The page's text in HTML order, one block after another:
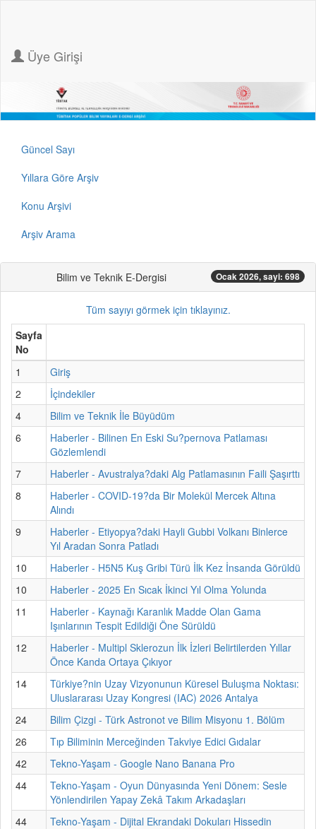
Üye Girişi
Güncel Sayı
Yıllara Göre Arşiv
Konu Arşivi
Arşiv Arama
Bilim ve Teknik E-Dergisi Ocak 2026, sayi: 698
Tüm sayıyı görmek için tıklayınız.
Sayfa
No
1
Giriş
2
İçindekiler
4
Bilim ve Teknik İle Büyüdüm
6
Haberler - Bilinen En Eski Su?pernova Patlaması
Gözlemlendi
7
Haberler - Avustralya?daki Alg Patlamasının Faili Şaşırttı
8
Haberler - COVID-19?da Bir Molekül Mercek Altına
Alındı
9
Haberler - Etiyopya?daki Hayli Gubbi Volkanı Binlerce
Yıl Aradan Sonra Patladı
10
Haberler - H5N5 Kuş Gribi Türü İlk Kez İnsanda Görüldü
10
Haberler - 2025 En Sıcak İkinci Yıl Olma Yolunda
11
Haberler - Kaynağı Karanlık Madde Olan Gama
Işınlarının Tespit Edildiği Öne Sürüldü
12
Haberler - Multipl Sklerozun İlk İzleri Belirtilerden Yıllar
Önce Kanda Ortaya Çıkıyor
14
Türkiye?nin Uzay Vizyonunun Küresel Buluşma Noktası:
Uluslararası Uzay Kongresi (IAC) 2026 Antalya
24
Bilim Çizgi - Türk Astronot ve Bilim Misyonu 1. Bölüm
26
Tıp Biliminin Merceğinden Takviye Edici Gıdalar
42
Tekno-Yaşam - Google Nano Banana Pro
44
Tekno-Yaşam - Oyun Dünyasında Yeni Dönem: Sesle
Yönlendirilen Yapay Zekâ Takım Arkadaşları
44
Tekno-Yaşam - Dijital Ekrandaki Dokuları Hissedin